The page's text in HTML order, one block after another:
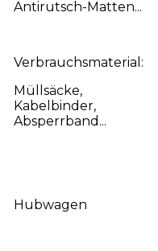
Antirutsch-Matten...
Verbrauchsmaterial:
Müllsäcke,
Kabelbinder,
Absperrband...
Hubwagen